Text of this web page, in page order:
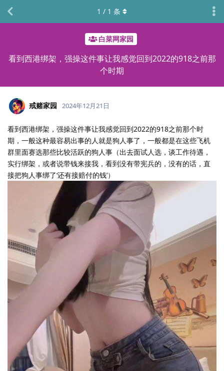
白菜网家园
看到西港绑架，强操这件事让我感觉回到2022的918之前那
个时期
1 / 1 条
戒赌家园 2024年12月21日
看到西港绑架，强操这件事让我感觉回到2022的918之前那个时
期，一般这种最容易出事的人就是狗人事了，一般都是在这些飞机
群里面赛选那些比较活跃的狗人事（出去面试人选，谈工作待遇，
实行绑架，或者说带钱来接我，看到没有带宪兵的，没有的话，直
接把狗人事绑了‘还有接赔付的钱’）